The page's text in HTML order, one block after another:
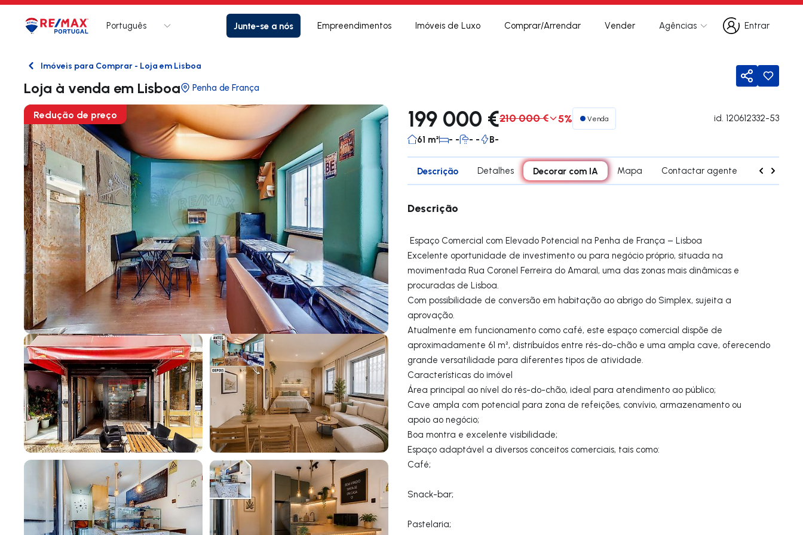
Logo Ir para página inicial
Português Junte-se a nós Empreendimentos Imóveis de Luxo Comprar/Arrendar Vender Agências
Entrar
Entrar
VoltarImóveis para Comprar - Loja em Lisboa
Loja à venda em Lisboa Penha de França Partilhar
Redução de preço 199 000 €210 000 € 5% Venda id. 120612332-53
61 m² - - - - B-
Descrição Detalhes Decorar com IA Mapa Contactar agente
Descrição
Espaço Comercial com Elevado Potencial na Penha de França – Lisboa
Excelente oportunidade de investimento ou para negócio próprio, situada na
movimentada Rua Coronel Ferreira do Amaral, uma das zonas mais dinâmicas e
procuradas de Lisboa.
Com possibilidade de conversão em habitação ao abrigo do Simplex, sujeita a
aprovação.
Atualmente em funcionamento como café, este espaço comercial dispõe de
aproximadamente 61 m², distribuídos entre rés-do-chão e uma ampla cave, oferecendo
grande versatilidade para diferentes tipos de atividade.
Características do imóvel
Área principal ao nível do rés-do-chão, ideal para atendimento ao público;
Cave ampla com potencial para zona de refeições, convívio, armazenamento ou
apoio ao negócio;
Boa montra e excelente visibilidade;
Espaço adaptável a diversos conceitos comerciais, tais como:
Café;
Snack-bar;
Pastelaria;